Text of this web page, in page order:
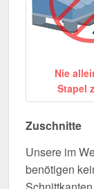
Nie
Stapel
Zuschnitte
Unsere im
benötigen